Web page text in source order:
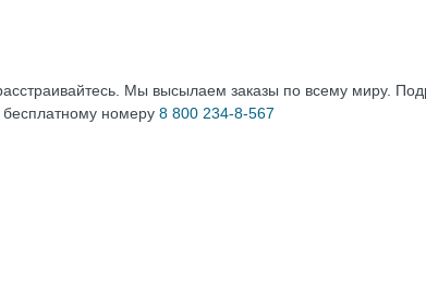
Мы высылаем заказы по всему миру.
бесплатному номеру 8 800 234-8-567